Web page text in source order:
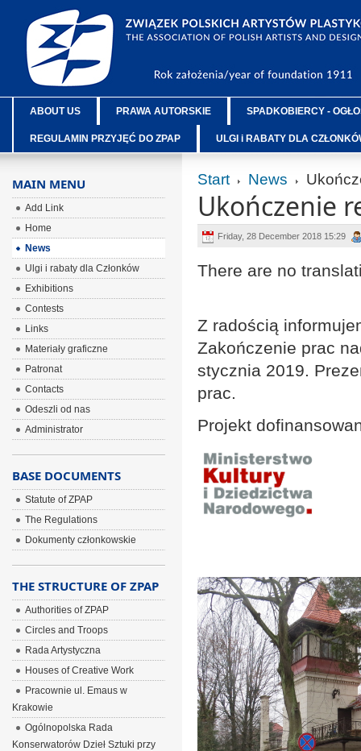
ABOUT US PRAWA AUTORSKIE SPADKOBIERCY -
REGULAMIN PRZYJĘĆ DO ZPAP ULGI i RABATY DLA
Start News
Ukończenie
Friday, 28 December 2018 15:29
There are no
Z radością
Zakończenie prac
stycznia 2019.
prac.
Projekt
MAIN MENU
Add Link
Home
News
Ulgi i rabaty dla Członków
Exhibitions
Contests
Links
Materiały graficzne
Patronat
Contacts
Odeszli od nas
Administrator
BASE DOCUMENTS
Statute of ZPAP
The Regulations
Dokumenty członkowskie
THE STRUCTURE OF ZPAP
Authorities of ZPAP
Circles and Troops
Rada Artystyczna
Houses of Creative Work
Pracownie ul. Emaus w
Krakowie
Ogólnopolska Rada
Konserwatorów Dzieł Sztuki przy